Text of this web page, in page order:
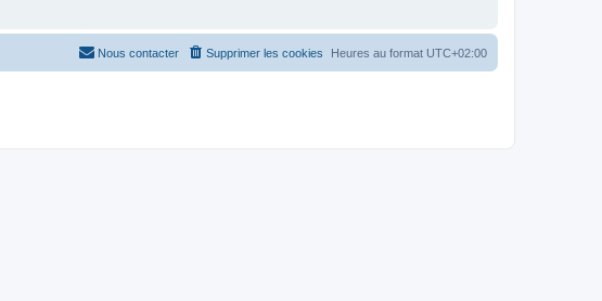
Heures au format UTC+02:00
Supprimer les cookies
Nous contacter